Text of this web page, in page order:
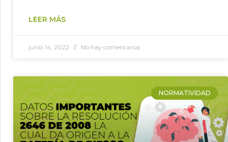
LEER MÁS
junio 14, 2022 No hay comentarios
NORMATIVIDAD